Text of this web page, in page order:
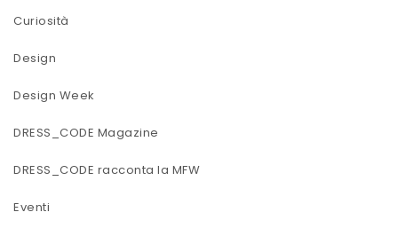
Curiosità
Design
Design Week
DRESS_CODE Magazine
DRESS_CODE racconta la MFW
Eventi